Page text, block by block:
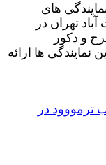
های
تهران در
و دکور
ها ارائه
در